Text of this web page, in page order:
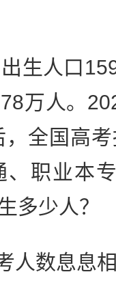
人口
万人。
全国高
、职业本
多少人？
数息息相